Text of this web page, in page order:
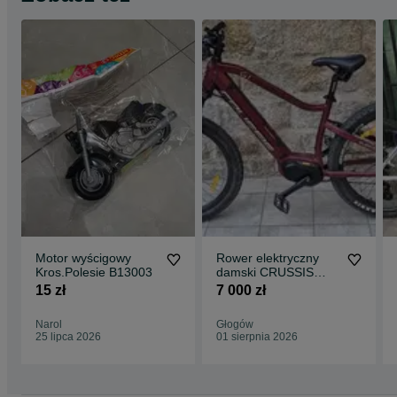
Motor wyścigowy
Kros.Polesie B13003
15 zł
Narol
25 lipca 2026
Rower elektryczny
damski CRUSSIS
ONE GUERA 7.8-S
7 000 zł
Głogów
01 sierpnia 2026